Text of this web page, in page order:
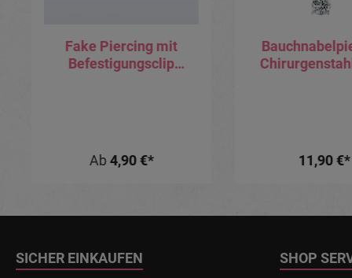
Fake Piercing mit
Befestigungsclip
Ab 4,90 €* 11,90 €*
SICHER EINKAUFEN SHOP